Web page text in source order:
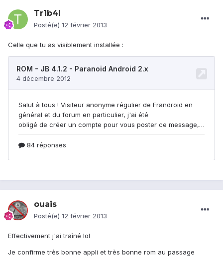
Tr1b4l
Posté(e) 12 février 2013
Celle que tu as visiblement installée :
ouais
Posté(e) 12 février 2013
Effectivement j'ai traîné lol
Je confirme très bonne appli et très bonne rom au passage